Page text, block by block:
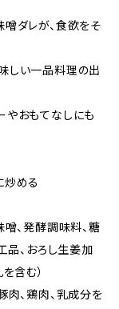
ダレが、食欲をそ
しい一品料理の出
やおもてなしにも
炒める
噌、発酵調味料、糖
品、おろし生姜加
含む）
肉、鶏肉、乳成分を